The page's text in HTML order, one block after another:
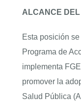
ALCANCE DEL
Esta posición
Programa de
implementa
promover la
Salud Pública